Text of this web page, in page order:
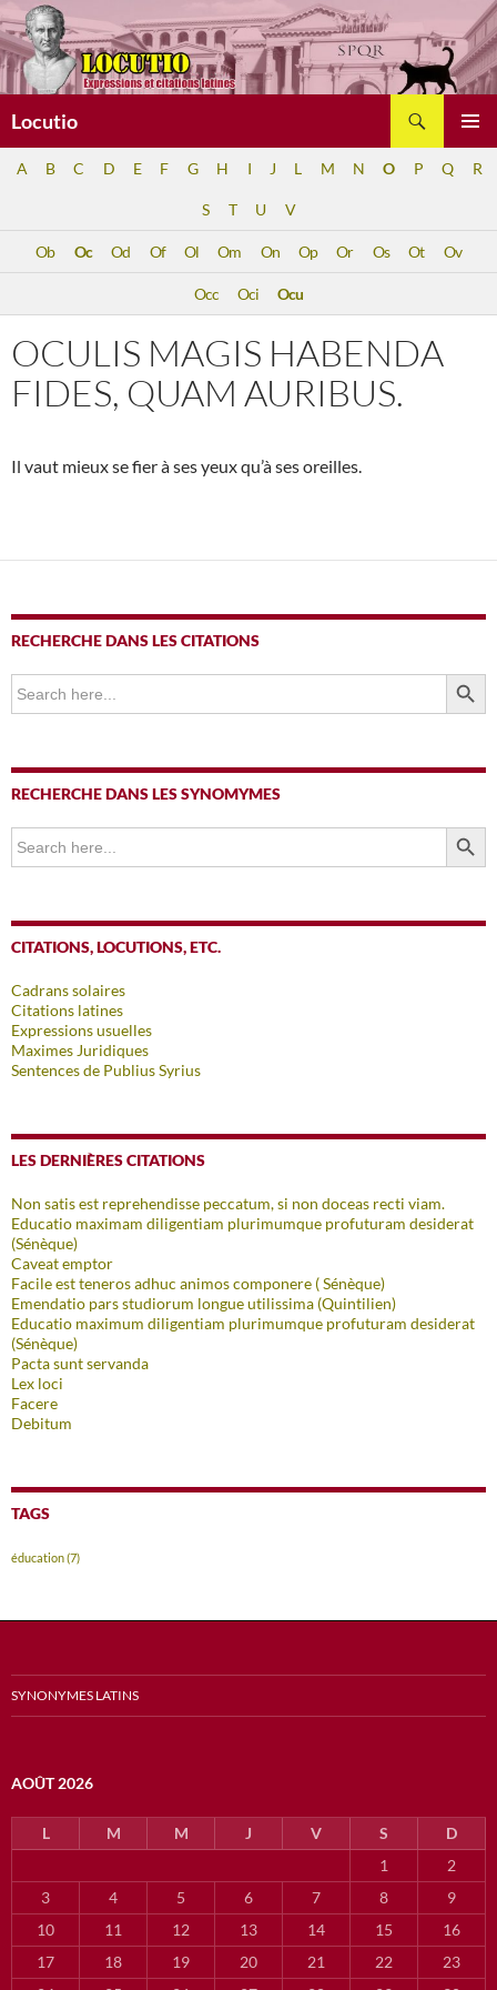
Aller
au
contenu
Locutio
A B C D E F G H I J L M N O P Q R
S T U V
Ob Oc Od Of Ol Om On Op Or Os Ot Ov
Occ Oci Ocu
OCULIS MAGIS HABENDA
FIDES, QUAM AURIBUS.
Il vaut mieux se fier à ses yeux qu’à ses oreilles.
RECHERCHE DANS LES CITATIONS
Search
for:
SEARCH
RECHERCHE DANS LES SYNOMYMES
Search
for:
SEARCH
CITATIONS, LOCUTIONS, ETC.
Cadrans solaires
Citations latines
Expressions usuelles
Maximes Juridiques
Sentences de Publius Syrius
LES DERNIÈRES CITATIONS
Non satis est reprehendisse peccatum, si non doceas recti viam.
Educatio maximam diligentiam plurimumque profuturam desiderat
(Sénèque)
Caveat emptor
Facile est teneros adhuc animos componere ( Sénèque)
Emendatio pars studiorum longue utilissima (Quintilien)
Educatio maximum diligentiam plurimumque profuturam desiderat
(Sénèque)
Pacta sunt servanda
Lex loci
Facere
Debitum
TAGS
éducation(7)
SYNONYMES LATINS
AOÛT 2026
L M M J V S
D
1
2
3
4 5 6 7 8
9
10
11 12 13 14 15
16
17
18 19 20 21 22
23